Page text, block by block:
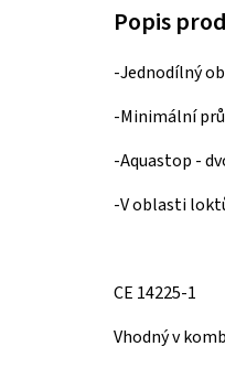
-Jednodílný
-Minimální
-Aquastop -
-V oblasti
CE 14225-1
Vhodný v